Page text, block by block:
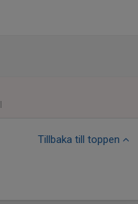
Tillbaka till toppen